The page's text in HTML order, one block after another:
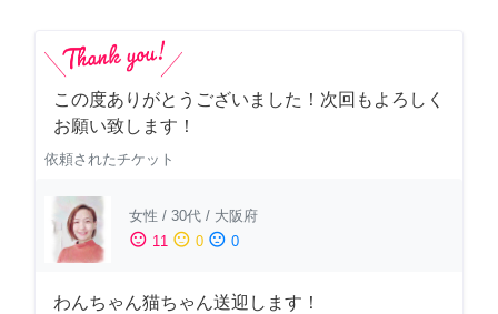
この度ありがとうございました！次回もよろしく
お願い致します！
依頼されたチケット
女性 / 30代 / 大阪府
sentiment_satisfied 11 sentiment_neutral 0 sentiment_dissatisfied 0
わんちゃん猫ちゃん送迎します！